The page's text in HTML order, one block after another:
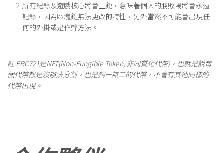
所有紀錄及遊戲核心將會上鏈，意味著個人的勝敗場將會永遠
記錄，因為區塊鏈無法更改的特性，另外當然不可能會出現任
何的外掛或是作弊方法。
註:ERC721是NFT(Non-Fungible Token, 非同質化代幣)，也就是說每
個代幣都是沒辦法分割，也是獨一無二的代幣，不會有其他同樣的
代幣出現。